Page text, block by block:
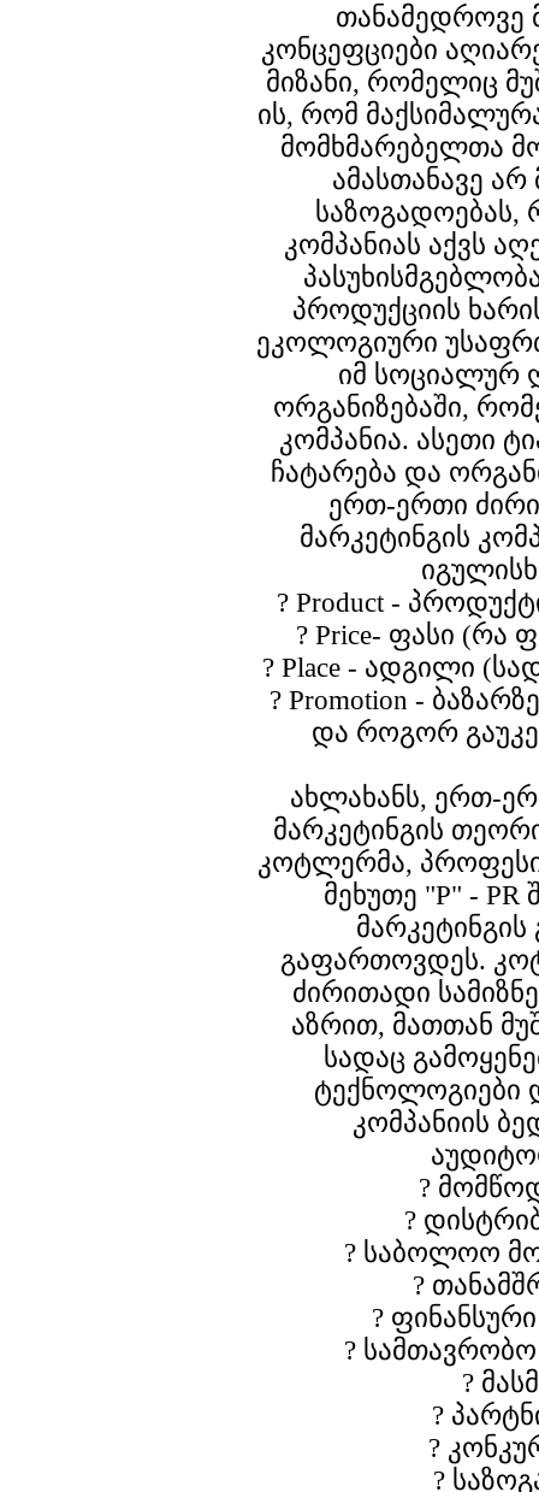
თანამედროვე
კონცეფციები
მიზანი, რომელიც
ის, რომ
მომხმარებელთა
ამასთანავე არ
საზოგადოებას,
კომპანიას აქვს
პროდუქციის
ეკოლოგიური
იმ სოციალურ
ორგანიზებაში,
კომპანია. ასეთი
ჩატარება და
ერთ-ერთი
მარკეტინგის
? Product -
? Price- ფასი (რა
? Place - ადგილი
? Promotion -
და როგორ
ახლახანს, ერთ-
მარკეტინგის
კოტლერმა,
მეხუთე "P" -
გაფართოვდეს.
ძირითადი
აზრით, მათთან
სადაც
ტექნოლოგიები
კომპანიის
?
?
? საბოლოო
?
?
?
?
?
?
?